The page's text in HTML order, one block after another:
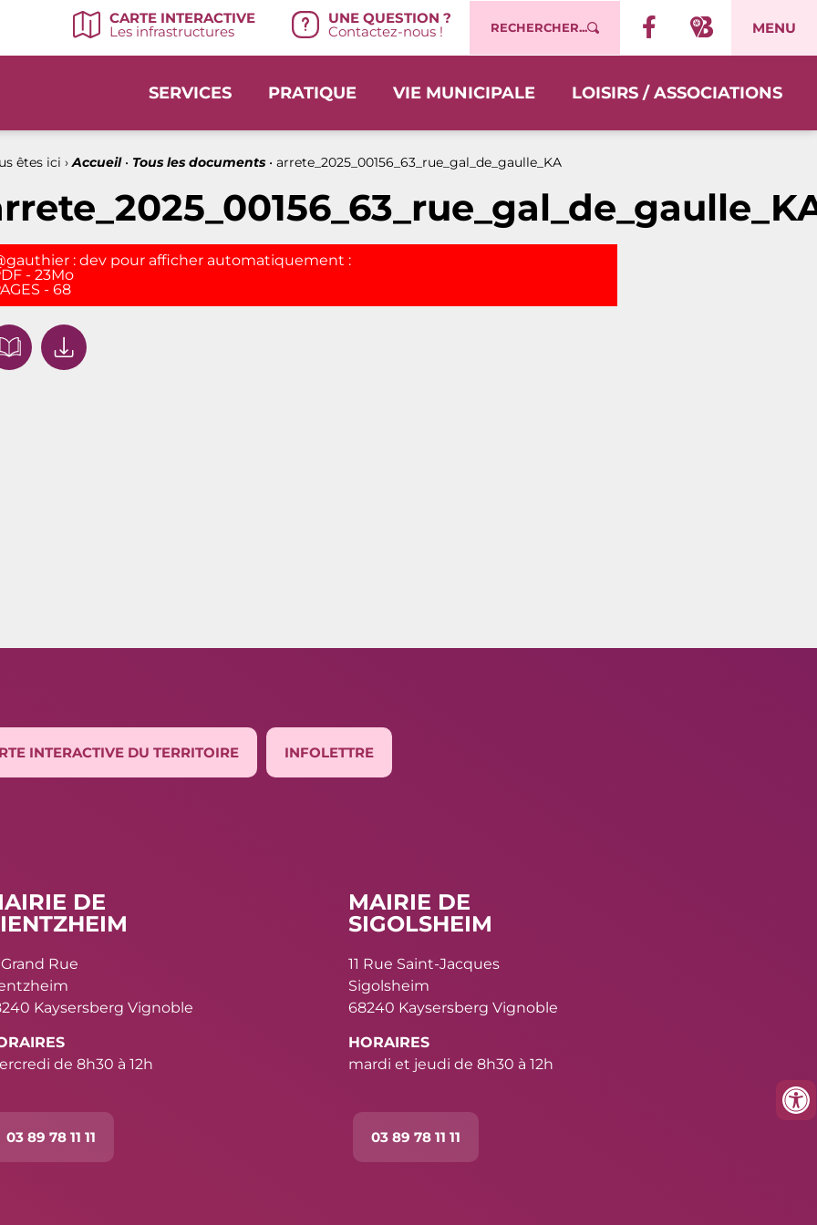
CARTE INTERACTIVE
Les infrastructures
UNE QUESTION ?
Contactez-nous ! RECHERCHER... MENU
SERVICES PRATIQUE VIE MUNICIPALE LOISIRS / ASSOCIATIONS
êtes ici › Accueil• Tous les documents• arrete_2025_00156_63_rue_gal_de_gaulle_KA
: dev pour afficher automatiquement :
- 23Mo
- 68
INTERACTIVE DU TERRITOIRE INFOLETTRE
DE
Grand Rue
Kaysersberg Vignoble
de 8h30 à 12h
03 89 78 11 11
MAIRIE DE
SIGOLSHEIM
11 Rue Saint-Jacques
Sigolsheim
68240 Kaysersberg Vignoble
HORAIRES
mardi et jeudi de 8h30 à 12h
03 89 78 11 11